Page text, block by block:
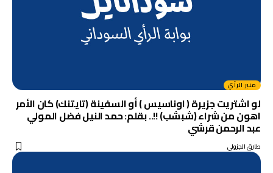
منبر الرأي
لو اشتريت جزيرة ( اوناسيس ) أو السفينة (تايتنك) كان الأمر
اهون من شراء (شبشب) !!.. بقلم: حمد النيل فضل المولي
عبد الرحمن قرشي
طارق الجزولي